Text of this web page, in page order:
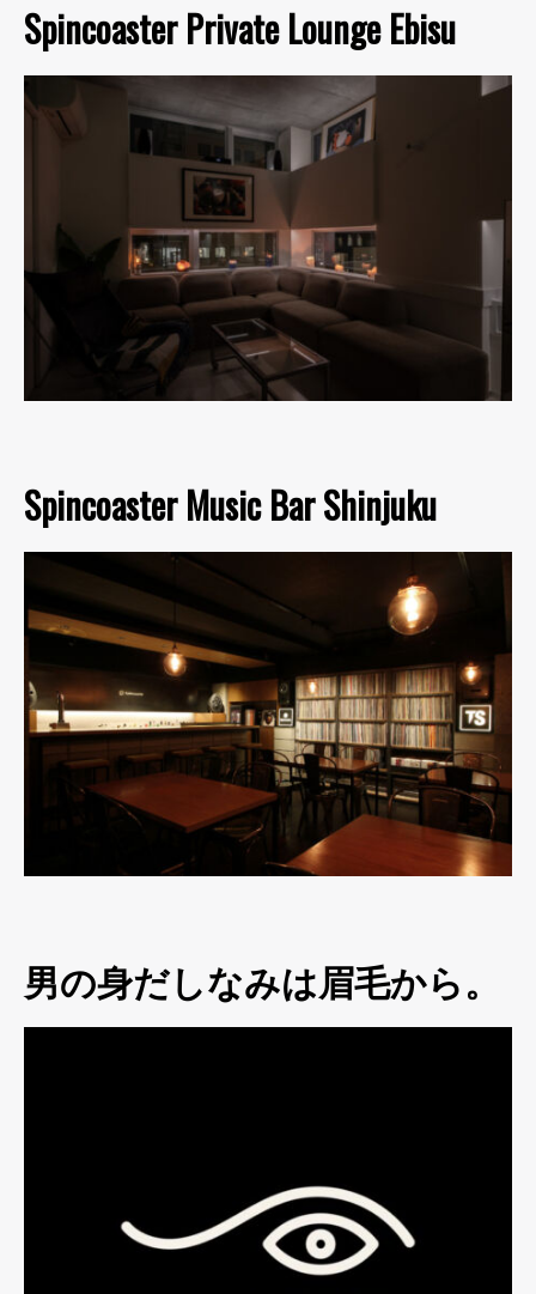
Spincoaster Private Lounge Ebisu
Spincoaster Music Bar Shinjuku
男の身だしなみは眉毛から。